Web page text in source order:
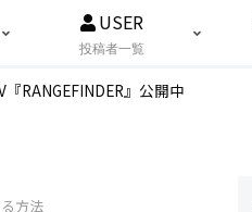
USER
投稿者一覧
RANGEFINDER』公開中
方法